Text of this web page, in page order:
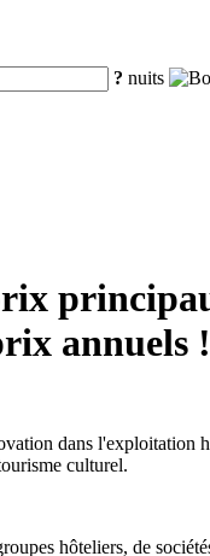
? nuits
annuels !
dans l'exploitation
culturel.
hôteliers, de